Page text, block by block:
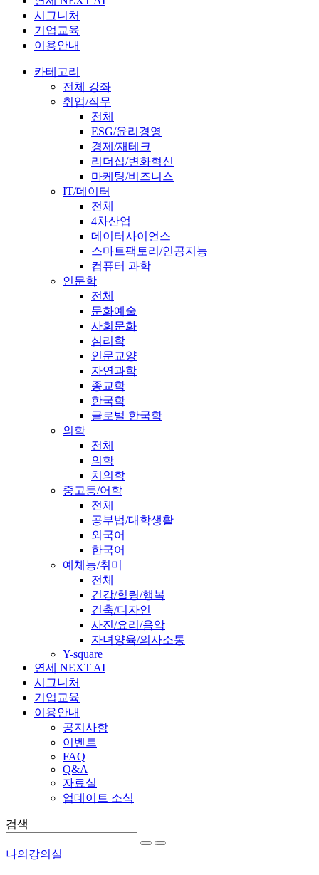
시그니처
기업교육
이용안내
카테고리
전체 강좌
취업/직무
전체
ESG/윤리경영
경제/재테크
리더십/변화혁신
마케팅/비즈니스
IT/데이터
전체
4차산업
데이터사이언스
스마트팩토리/인공지능
컴퓨터 과학
인문학
전체
문화예술
사회문화
심리학
인문교양
자연과학
종교학
한국학
글로벌 한국학
의학
전체
의학
치의학
중고등/어학
전체
공부법/대학생활
외국어
한국어
예체능/취미
전체
건강/힐링/행복
건축/디자인
사진/요리/음악
자녀양육/의사소통
Y-square
연세 NEXT AI
시그니처
기업교육
이용안내
공지사항
이벤트
FAQ
Q&A
자료실
업데이트 소식
검색
나의강의실